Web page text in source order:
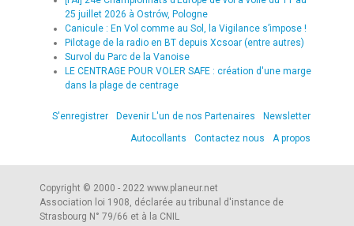
25 juillet 2026 à Ostrów, Pologne
Canicule : En Vol comme au Sol, la Vigilance s’impose !
Pilotage de la radio en BT depuis Xcsoar (entre autres)
Survol du Parc de la Vanoise
LE CENTRAGE POUR VOLER SAFE : création d'une marge
dans la plage de centrage
S'enregistrer Devenir L'un de nos Partenaires
Newsletter
Autocollants
Contactez nous A propos
Copyright © 2000 - 2022 www.planeur.net
Association loi 1908, déclarée au tribunal d'instance de
Strasbourg N° 79/66 et à la CNIL